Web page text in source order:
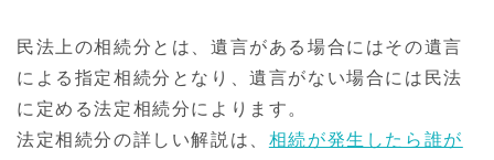
民法上の相続分とは、遺言がある場合にはその遺言
による指定相続分となり、遺言がない場合には民法
に定める法定相続分によります。
法定相続分の詳しい解説は、 相続が発生したら誰が